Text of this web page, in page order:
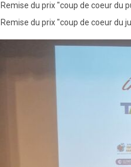
Remise du prix "coup de coeur du
Remise du prix "coup de coeur du